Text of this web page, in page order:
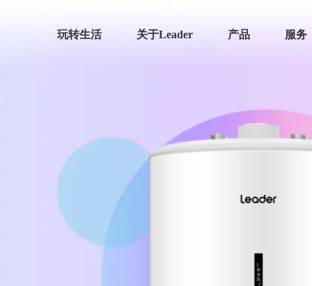
玩转生活 关于Leader 产品 服务